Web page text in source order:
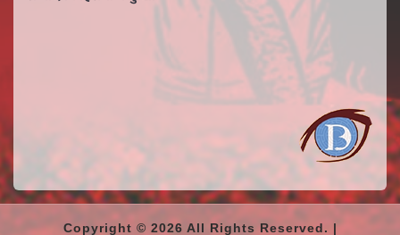
Copyright © 2026 All Rights Reserved. |